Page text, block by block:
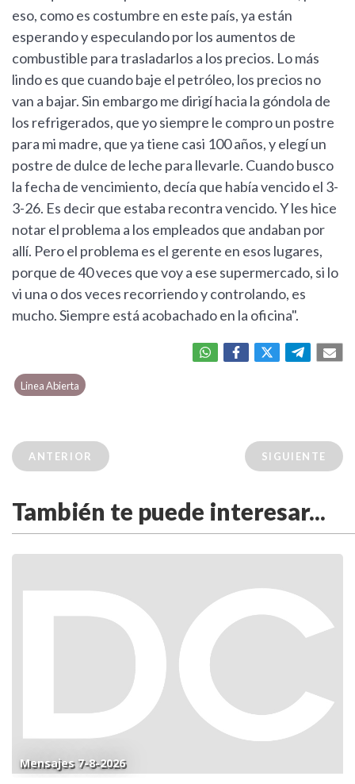
eso, como es costumbre en este país, ya están
esperando y especulando por los aumentos de
combustible para trasladarlos a los precios. Lo más
lindo es que cuando baje el petróleo, los precios no
van a bajar. Sin embargo me dirigí hacia la góndola de
los refrigerados, que yo siempre le compro un postre
para mi madre, que ya tiene casi 100 años, y elegí un
postre de dulce de leche para llevarle. Cuando busco
la fecha de vencimiento, decía que había vencido el 3-
3-26. Es decir que estaba recontra vencido. Y les hice
notar el problema a los empleados que andaban por
allí. Pero el problema es el gerente en esos lugares,
porque de 40 veces que voy a ese supermercado, si lo
vi una o dos veces recorriendo y controlando, es
mucho. Siempre está acobachado en la oficina".
Linea Abierta
ANTERIOR SIGUIENTE
También te puede interesar...
Mensajes 7-8-2026